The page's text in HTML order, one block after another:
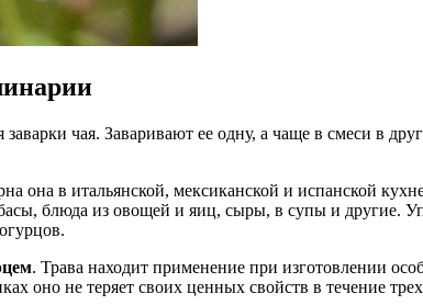
чая. Заваривают ее одну, а чаще в смеси в
она в итальянской, мексиканской и испанской
блюда из овощей и яиц, сыры, в супы и другие.
. Трава находит применение при изготовлении
оно не теряет своих ценных свойств в течение трех